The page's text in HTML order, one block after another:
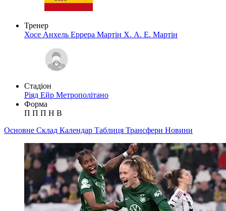
Тренер
Хосе Анхель Еррера Мартін Х. А. Е. Мартін
Стадіон
Ріяд Ейр Метрополітано
Форма
П П П Н В
Основне Склад Календар Таблиця Трансфери Новини